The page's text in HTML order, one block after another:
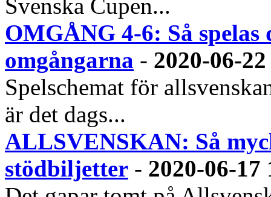
Svenska Cupen...
OMGÅNG 4-6: Så spelas
omgångarna - 2020-06-
Spelschemat för
är det dags...
ALLSVENSKAN: Så
stödbiljetter - 2020-06-17